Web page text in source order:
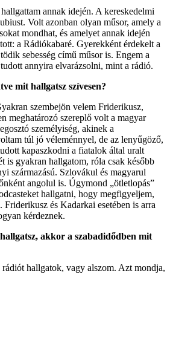
annak idején. A kereskedelmi
Volt azonban olyan műsor, amely a
mondhat, és amelyet annak idején
a Rádiókabaré. Gyerekként érdekelt a
sebesség című műsor is. Engem a
annyira elvarázsolni, mint a rádió.
mit hallgatsz szívesen?
szembejön velem Friderikusz,
meghatározó szereplő volt a magyar
személyiség, akinek a
túl jó véleménnyel, de az lenyűgöző,
kapaszkodni a fiatalok által uralt
is gyakran hallgatom, róla csak később
származású. Szlovákul és magyarul
angolul is. Úgymond „ötletlopás”
hallgatni, hogy megfigyeljem,
és Kadarkai esetében is arra
kérdeznek.
akkor a szabadidődben mit
hallgatok, vagy alszom. Azt mondja,